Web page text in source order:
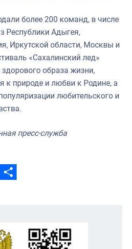
более 200 команд, в числе
Республики Адыгея,
Иркутской области, Москвы и
«Сахалинский лед»
образа жизни,
к природе и любви к Родине, а
любительского и
пресс-служба